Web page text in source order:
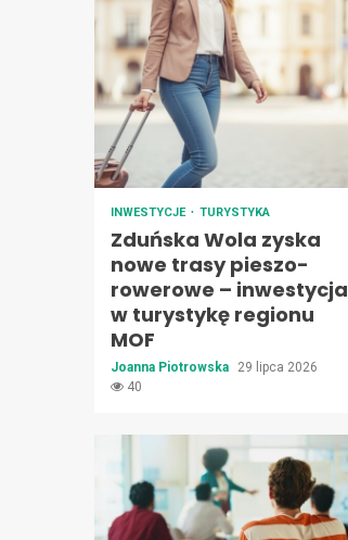
INWESTYCJE TURYSTYKA
Zduńska Wola zyska
nowe trasy pieszo-
rowerowe – inwestycja
w turystykę regionu
MOF
Joanna Piotrowska
29 lipca 2026
40